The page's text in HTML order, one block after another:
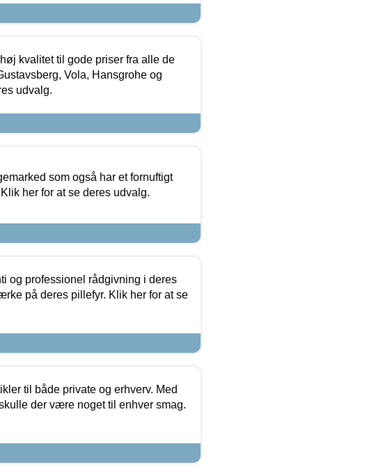
kvalitet til gode priser fra alle de
Vola, Hansgrohe og
udvalg.
som også har et fornuftigt
her for at se deres udvalg.
og professionel rådgivning i deres
på deres pillefyr. Klik her for at se
til både private og erhverv. Med
der være noget til enhver smag.